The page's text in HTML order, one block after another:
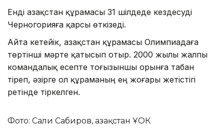
Енді Қазақстан құрамасы 31 шілдеде кездесуді
Черногорияға қарсы өткізеді.
Айта кетейік, Қазақстан құрамасы Олимпиадаға
төртінші мәрте қатысып отыр. 2000 жылы жалпы
командалық есепте тоғызыншы орынға табан
тіреп, әзірге ол құраманың ең жоғары жетістігі
ретінде тіркелген.
Фото: Сали Сабиров, Қазақстан ҰОК